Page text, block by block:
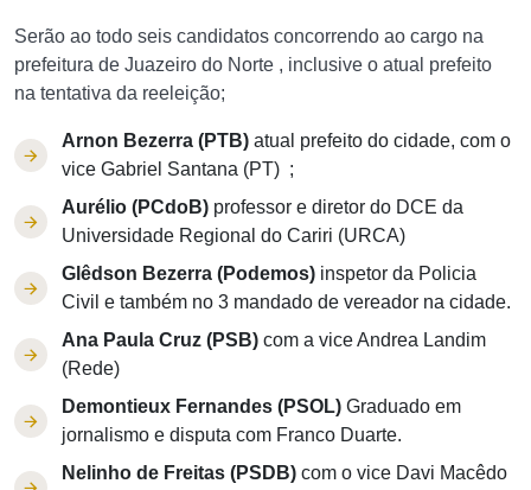
Serão ao todo seis candidatos concorrendo ao cargo na
prefeitura de Juazeiro do Norte , inclusive o atual prefeito
na tentativa da reeleição;
Arnon Bezerra (PTB) atual prefeito do cidade, com o
vice Gabriel Santana (PT) ;
Aurélio (PCdoB) professor e diretor do DCE da
Universidade Regional do Cariri (URCA)
Glêdson Bezerra (Podemos) inspetor da Policia
Civil e também no 3 mandado de vereador na cidade.
Ana Paula Cruz (PSB) com a vice Andrea Landim
(Rede)
Demontieux Fernandes (PSOL) Graduado em
jornalismo e disputa com Franco Duarte.
Nelinho de Freitas (PSDB) com o vice Davi Macêdo